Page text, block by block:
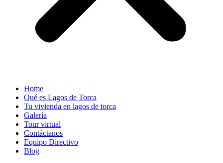
Home
Qué es Lagos de Torca
Tu vivienda en lagos de torca
Galería
Tour virtual
Contáctanos
Equipo Directivo
Blog